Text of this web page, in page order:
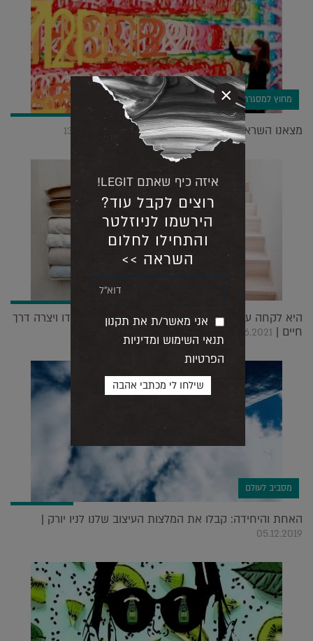
מחוץ למסגרת
מצאנו השראה מקסימה לקישוטים לסוכה | 13.10.2019
היא לקחה עיצוב סקנדינבי, מינימליזם ואת מארי קונדו ויצרה דרך
חיים | 17.06.2021
מסביב לעולם
האחת והיחידה: קבלו את המלצות העיצוב שלנו לניו יורק |
05.12.2019
איזה כיף שאתם LEGIT!
רוצים לקבל עוד?
הירשמו לניוזלטר
והתחילו לחלום
השראה >>
אני מאשר/ת את תקנון
תנאי השימוש ומדיניות
הפרטיות
×